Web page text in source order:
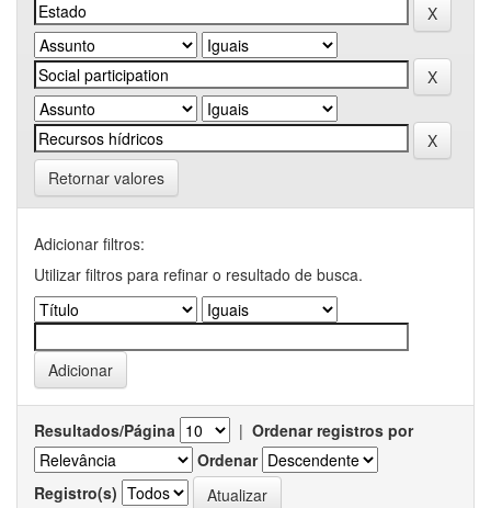
Retornar valores
Adicionar filtros:
Utilizar filtros para refinar o resultado de busca.
Resultados/Página | Ordenar registros por
Ordenar
Registro(s)